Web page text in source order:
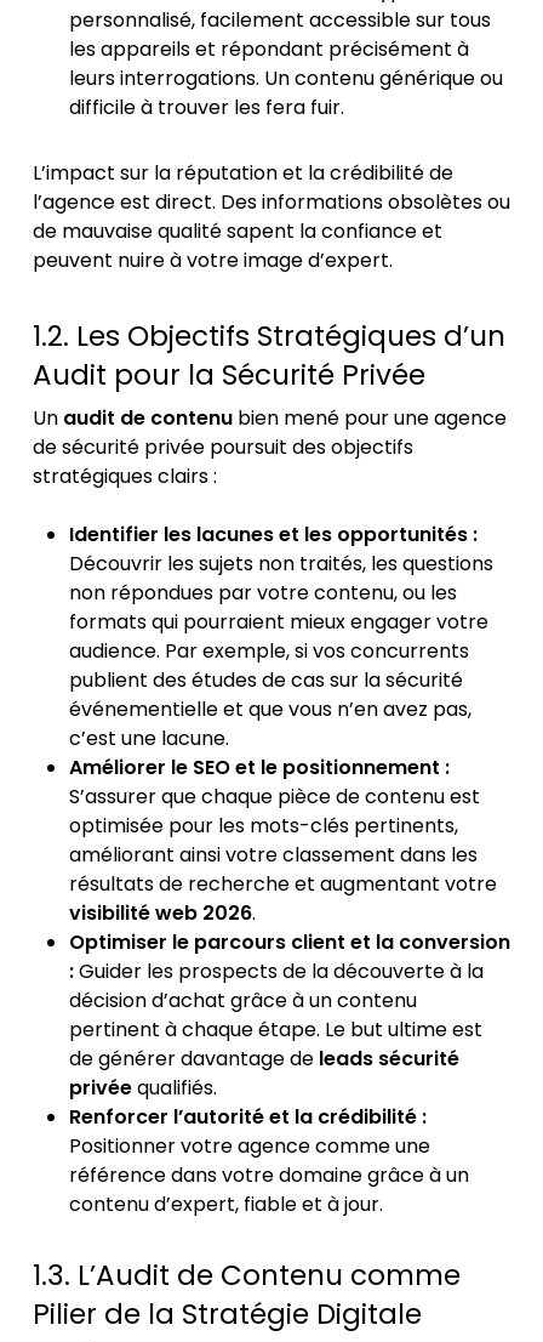
personnalisé, facilement accessible sur tous
les appareils et répondant précisément à
leurs interrogations. Un contenu générique ou
difficile à trouver les fera fuir.
L’impact sur la réputation et la crédibilité de
l’agence est direct. Des informations obsolètes ou
de mauvaise qualité sapent la confiance et
peuvent nuire à votre image d’expert.
1.2. Les Objectifs Stratégiques d’un
Audit pour la Sécurité Privée
Un audit de contenubien mené pour une agence
de sécurité privée poursuit des objectifs
stratégiques clairs :
Identifier les lacunes et les opportunités :
Découvrir les sujets non traités, les questions
non répondues par votre contenu, ou les
formats qui pourraient mieux engager votre
audience. Par exemple, si vos concurrents
publient des études de cas sur la sécurité
événementielle et que vous n’en avez pas,
c’est une lacune.
Améliorer le SEO et le positionnement :
S’assurer que chaque pièce de contenu est
optimisée pour les mots-clés pertinents,
améliorant ainsi votre classement dans les
résultats de recherche et augmentant votre
visibilité web 2026.
Optimiser le parcours client et la conversion
:Guider les prospects de la découverte à la
décision d’achat grâce à un contenu
pertinent à chaque étape. Le but ultime est
de générer davantage de leads sécurité
privéequalifiés.
Renforcer l’autorité et la crédibilité :
Positionner votre agence comme une
référence dans votre domaine grâce à un
contenu d’expert, fiable et à jour.
1.3. L’Audit de Contenu comme
Pilier de la Stratégie Digitale